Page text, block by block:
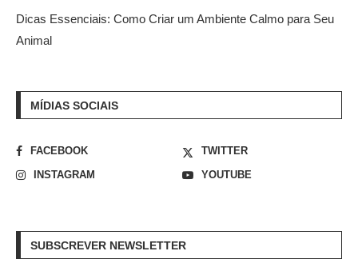
Dicas Essenciais: Como Criar um Ambiente Calmo para Seu
Animal
MÍDIAS SOCIAIS
FACEBOOK
TWITTER
INSTAGRAM
YOUTUBE
SUBSCREVER NEWSLETTER